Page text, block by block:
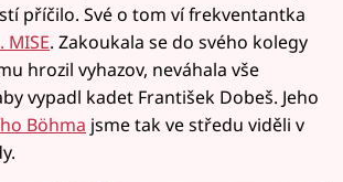
příčilo. Své o tom ví frekventantka
MISE. Zakoukala se do svého kolegy
hrozil vyhazov, neváhala vše
vypadl kadet František Dobeš. Jeho
Böhma jsme tak ve středu viděli v